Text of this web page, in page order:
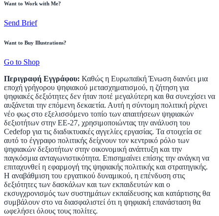
Want to Work with Me?
Send Brief
Want to Buy Illustrations?
Go to Shop
Περιγραφή Εγγράφου: Καθώς η Ευρωπαϊκή Ένωση διανύει μια
εποχή γρήγορου ψηφιακού μετασχηματισμού, η ζήτηση για
ψηφιακές δεξιότητες δεν ήταν ποτέ μεγαλύτερη και θα συνεχίσει να
αυξάνεται την επόμενη δεκαετία. Αυτή η σύντομη πολιτική ρίχνει
νέο φως στο εξελισσόμενο τοπίο των απαιτήσεων ψηφιακών
δεξιοτήτων στην ΕΕ-27, χρησιμοποιώντας την ανάλυση του
Cedefop για τις διαδικτυακές αγγελίες εργασίας. Τα στοιχεία σε
αυτό το έγγραφο πολιτικής δείχνουν τον κεντρικό ρόλο των
ψηφιακών δεξιοτήτων στην οικονομική ανάπτυξη και την
παγκόσμια ανταγωνιστικότητα. Επισημαίνει επίσης την ανάγκη να
επιταχυνθεί η εφαρμογή της ψηφιακής πολιτικής και στρατηγικής.
Η αναβάθμιση του εργατικού δυναμικού, η επένδυση στις
δεξιότητες των δασκάλων και των εκπαιδευτών και ο
εκσυγχρονισμός των συστημάτων εκπαίδευσης και κατάρτισης θα
συμβάλουν στο να διασφαλιστεί ότι η ψηφιακή επανάσταση θα
ωφελήσει όλους τους πολίτες.